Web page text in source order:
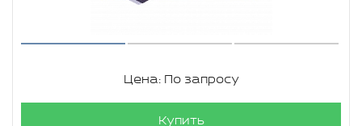
Цена: По запросу
Купить